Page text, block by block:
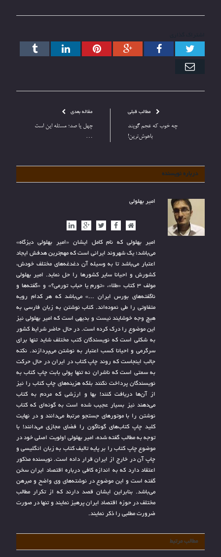
گوگل+ پینترستارتباط Tumblr
ایمیل
مطالب قبلی
چه خوب که عجم گویند
باهوش‌ترین!
مقاله بعدی
چهل یا صد؛ مسئله این است
…
درباره نویسنده
امیر بهلولی
وب
فیس توییترگوگل+ارتباط
امیر بهلولی که نام کامل ایشان «امیر بهلولی دیزگاه»
می‌باشد؛ یک شهروند ایرانی است که مهم‌ترین هدفش ایجاد
اعتبار می‌باشد تا به وسیله آن دغدغه‌های مختلف خودش،
کشورش و احیانا سایر کشورها را حل نماید. امیر بهلولی
مولف 3 کتاب «طلا»، «تورم یا حباب تورمی؟» و «گفته‌ها و
ناگفته‌های بورس ایران ...» می‌باشد که هر کدام رویه
متفاوتی را طی نموده‌اند. کتاب نوشتن به زبان فارسی به
هیچ وجه خوشایند نیست و بدیهی است که امیر بهلولی نیز
این موضوع را درک کرده است. در حال حاضر شرایط کشور
به شکلی است که نویسندگان کتب مختلف شاید تنها برای
سرگرمی و احیانا کسب اعتبار به نوشتن می‌پردازند. نکته
جالب اینجاست که روند چاپ کتاب در ایران در حال حرکت
به سمتی است که ناشران نه تنها پولی بابت چاپ کتاب به
نویسندگان پرداخت نکنند بلکه هزینه‌های چاپ کتاب را نیز
از آن‌ها دریافت کنند! بها و ارزشی که مردم به کتاب
می‌دهند نیز بسیار عجیب شده است به گونه‌ای که کتاب
نوشتن را با موتورهای جستجو مرتبط می‌دانند و در نهایت
کلید چاپ کتاب‌های گوناگون را فضای مجازی می‌دانند! با
توجه به مطالب گفته شده، امیر بهلولی اولویت اصلی خود در
موضوع چاپ کتاب را بر پایه تالیف کتاب به زبان انگلیسی و
چاپ آن در خارج از ایران قرار داده است. نویسنده مذکور
اعتقاد دارد که به اندازه کافی درباره اقتصاد ایران سخن
گفته است و این موضوع در نوشته‌های وی واضح و مبرهن
می‌باشد. بنابراین ایشان قصد دارند که از تکرار مطالب
مختلف در حوزه اقتصاد ایران پرهیز نمایند و تنها در صورت
ضرورت مطلبی را ذکر نمایند.
مطالب مرتبط